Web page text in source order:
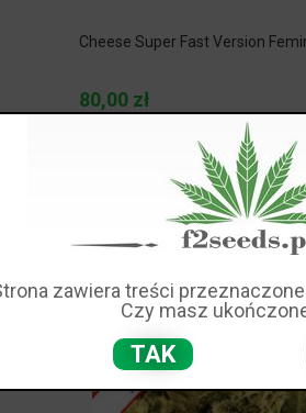
Cheese Super Fast Version
80,00 zł
zawiera treści
Czy masz
TAK